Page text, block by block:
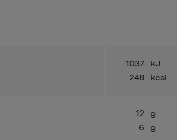
1037
kJ
248
kcal
12
g
6
g